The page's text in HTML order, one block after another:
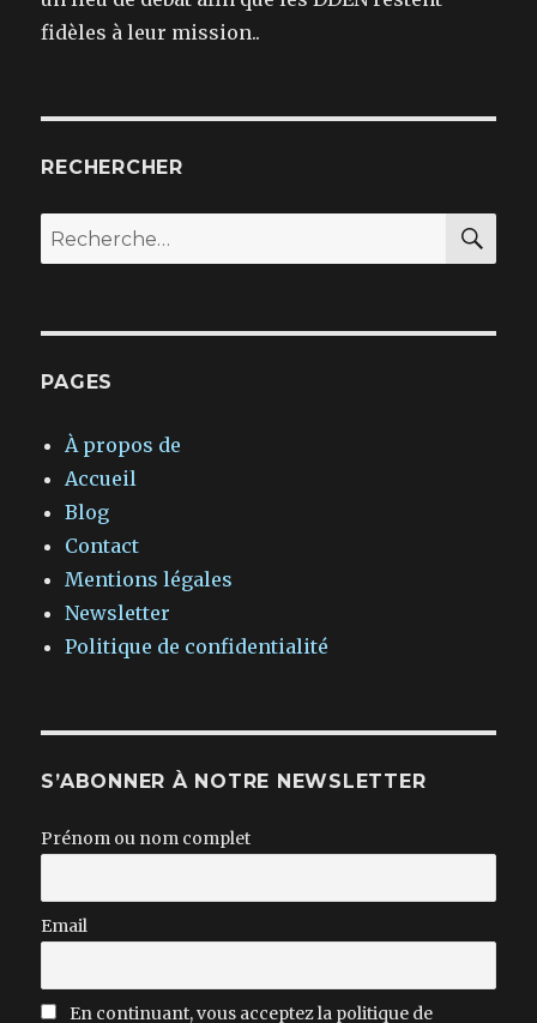
fidèles à leur mission..
RECHERCHER
Recherche
pour :
PAGES
À propos de
Accueil
Blog
Contact
Mentions légales
Newsletter
Politique de confidentialité
S’ABONNER À NOTRE NEWSLETTER
Prénom ou nom complet
Email
En continuant, vous acceptez la politique de